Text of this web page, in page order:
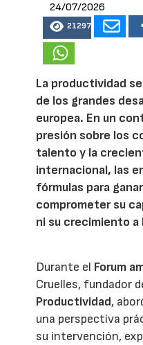
24/07/2026
21297
La productividad
de los grandes
europea. En un
presión sobre los
talento y la
internacional, las
fórmulas para
comprometer su
ni su crecimiento a
Durante el Forum
Cruelles, fundador
Productividad,
una perspectiva
su intervención,